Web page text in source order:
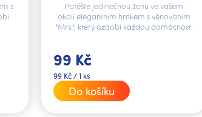
s
99 Kč
Měrná
cena:
99 Kč / 1 ks
Do košíku
Potěšte jedinečnou ženu ve vašem
okolí elegantním hrnkem s věnováním
"Mrs.", který ozdobí každou domácnost.